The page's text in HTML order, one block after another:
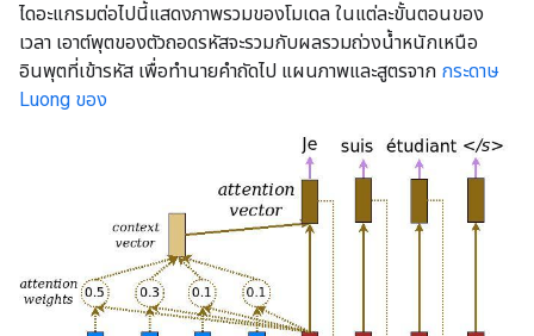
ไดอะแกรมต่อไปนี้แสดงภาพรวมของโมเดล ในแต่ละขั้นตอนของ
เวลา เอาต์พุตของตัวถอดรหัสจะรวมกับผลรวมถ่วงน้ำหนักเหนือ
อินพุตที่เข้ารหัส เพื่อทำนายคำถัดไป แผนภาพและสูตรจาก กระดาษ
Luong ของ